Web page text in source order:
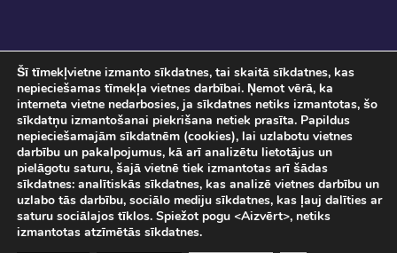
Pasākuma norise tiks fotografēta un filmēta. Ar savu ierašanos pasākumā, Jūs
sniedzat piekrišanu savu personas datu apstrādei.
Sadarbībā arSIA "DATATEKS"
© Staro Rīga 2026
Šī tīmekļvietne izmanto sīkdatnes, tai skaitā sīkdatnes, kas
nepieciešamas tīmekļa vietnes darbībai. Ņemot vērā, ka
interneta vietne nedarbosies, ja sīkdatnes netiks izmantotas, šo
sīkdatņu izmantošanai piekrišana netiek prasīta. Papildus
nepieciešamajām sīkdatnēm (cookies), lai uzlabotu vietnes
darbību un pakalpojumus, kā arī analizētu lietotājus un
pielāgotu saturu, šajā vietnē tiek izmantotas arī šādas
sīkdatnes: analītiskās sīkdatnes, kas analizē vietnes darbību un
uzlabo tās darbību, sociālo mediju sīkdatnes, kas ļauj dalīties ar
saturu sociālajos tīklos. Spiežot pogu <Aizvērt>, netiks
izmantotas atzīmētās sīkdatnes.